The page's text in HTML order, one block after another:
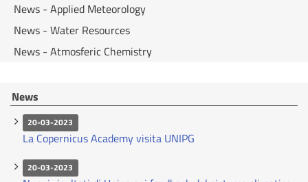
News - Applied Meteorology
News - Water Resources
News - Atmosferic Chemistry
News
20-03-2023
La Copernicus Academy visita UNIPG
20-03-2023